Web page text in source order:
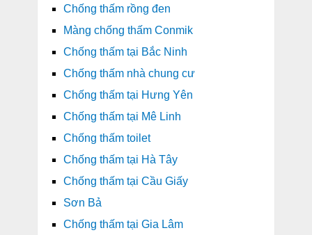
Chống thấm rồng đen
Màng chống thấm Conmik
Chống thấm tại Bắc Ninh
Chống thấm nhà chung cư
Chống thấm tại Hưng Yên
Chống thấm tại Mê Linh
Chống thấm toilet
Chống thấm tại Hà Tây
Chống thấm tại Cầu Giấy
Sơn Bả
Chống thấm tại Gia Lâm